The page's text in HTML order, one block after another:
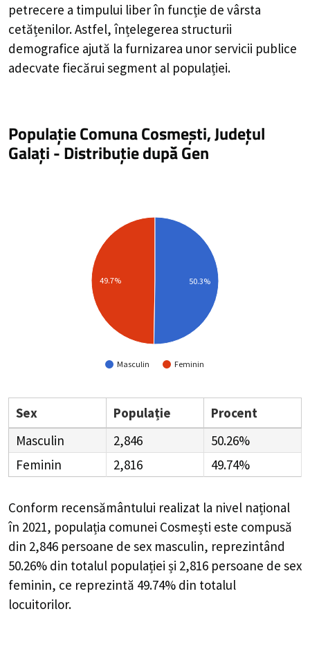
petrecere a timpului liber în funcție de vârsta
cetățenilor. Astfel, înțelegerea structurii
demografice ajută la furnizarea unor servicii publice
adecvate fiecărui segment al populației.
Populație Comuna Cosmești, Județul
Galați-Distribuțiedupă Gen
Masculin Feminin
49.7% 50.3%
Sex Populație
Procent
Masculin
2,846
50.26%
Feminin
2,816 49.74%
Conform recensământului realizat la nivel național
în 2021, populația comunei Cosmești este compusă
din 2,846 persoane de sex masculin, reprezintând
50.26% din totalul populației și 2,816 persoane de sex
feminin, ce reprezintă 49.74% din totalul
locuitorilor.